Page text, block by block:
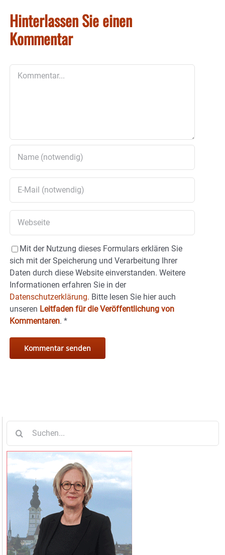
Hinterlassen Sie einen
Kommentar
Mit der Nutzung dieses Formulars erklären Sie
sich mit der Speicherung und Verarbeitung Ihrer
Daten durch diese Website einverstanden. Weitere
Informationen erfahren Sie in der
Datenschutzerklärung. Bitte lesen Sie hier auch
unseren Leitfaden für die Veröffentlichung von
Kommentaren. *
nach: